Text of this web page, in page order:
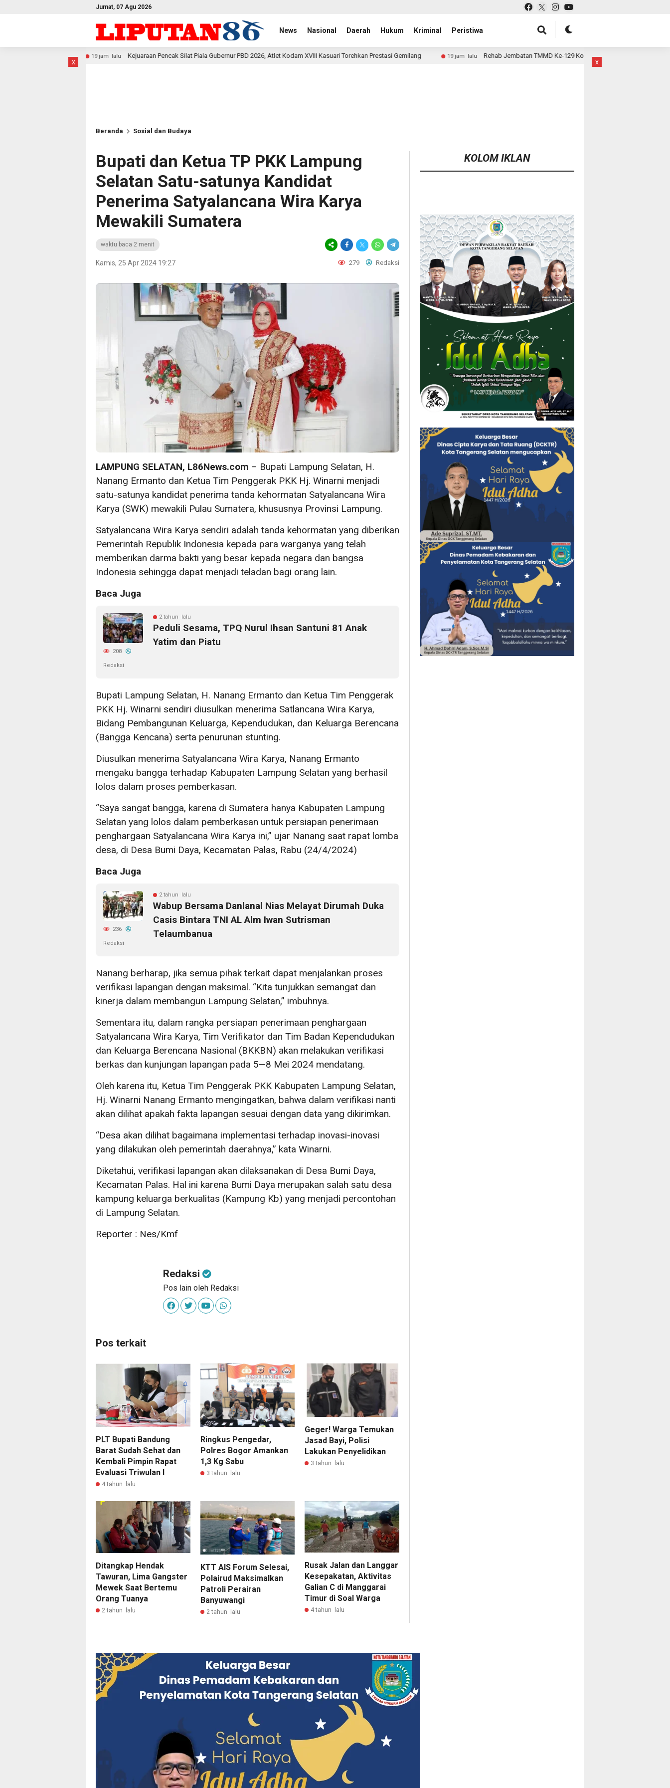
Jumat, 07 Agu 2026
News Nasional Daerah Hukum Kriminal Peristiwa
x
Kejuaraan Pencak Silat Piala Gubernur PBD 2026, Atlet Kodam XVIII Kasuari Torehkan Prestasi Gemilang 19 jam lalu Rehab Jembatan TMMD Ke-129 Kodim 1807/Sorsel Hampir Rampung, Perkuat Akses
Beranda Sosial dan Budaya
Bupati dan Ketua TP PKK Lampung
Selatan Satu-satunya Kandidat
Penerima Satyalancana Wira Karya
Mewakili Sumatera
waktu baca 2 menit
Kamis, 25 Apr 2024 19:27 279 Redaksi
LAMPUNG SELATAN, L86News.com – Bupati Lampung Selatan, H.
Nanang Ermanto dan Ketua Tim Penggerak PKK Hj. Winarni menjadi
satu-satunya kandidat penerima tanda kehormatan Satyalancana Wira
Karya (SWK) mewakili Pulau Sumatera, khususnya Provinsi Lampung.
Satyalancana Wira Karya sendiri adalah tanda kehormatan yang diberikan
Pemerintah Republik Indonesia kepada para warganya yang telah
memberikan darma bakti yang besar kepada negara dan bangsa
Indonesia sehingga dapat menjadi teladan bagi orang lain.
Baca Juga
2 tahun lalu
Peduli Sesama, TPQ Nurul Ihsan Santuni 81 Anak
Yatim dan Piatu
208
Redaksi
Bupati Lampung Selatan, H. Nanang Ermanto dan Ketua Tim Penggerak
PKK Hj. Winarni sendiri diusulkan menerima Satlancana Wira Karya,
Bidang Pembangunan Keluarga, Kependudukan, dan Keluarga Berencana
(Bangga Kencana) serta penurunan stunting.
Diusulkan menerima Satyalancana Wira Karya, Nanang Ermanto
mengaku bangga terhadap Kabupaten Lampung Selatan yang berhasil
lolos dalam proses pemberkasan.
“Saya sangat bangga, karena di Sumatera hanya Kabupaten Lampung
Selatan yang lolos dalam pemberkasan untuk persiapan penerimaan
penghargaan Satyalancana Wira Karya ini,” ujar Nanang saat rapat lomba
desa, di Desa Bumi Daya, Kecamatan Palas, Rabu (24/4/2024)
Baca Juga
2 tahun lalu
Wabup Bersama Danlanal Nias Melayat Dirumah Duka
Casis Bintara TNI AL Alm Iwan Sutrisman
Telaumbanua
236
Redaksi
Nanang berharap, jika semua pihak terkait dapat menjalankan proses
verifikasi lapangan dengan maksimal. “Kita tunjukkan semangat dan
kinerja dalam membangun Lampung Selatan,” imbuhnya.
Sementara itu, dalam rangka persiapan penerimaan penghargaan
Satyalancana Wira Karya, Tim Verifikator dan Tim Badan Kependudukan
dan Keluarga Berencana Nasional (BKKBN) akan melakukan verifikasi
berkas dan kunjungan lapangan pada 5—8 Mei 2024 mendatang.
Oleh karena itu, Ketua Tim Penggerak PKK Kabupaten Lampung Selatan,
Hj. Winarni Nanang Ermanto mengingatkan, bahwa dalam verifikasi nanti
akan dilihat apakah fakta lapangan sesuai dengan data yang dikirimkan.
“Desa akan dilihat bagaimana implementasi terhadap inovasi-inovasi
yang dilakukan oleh pemerintah daerahnya,” kata Winarni.
Diketahui, verifikasi lapangan akan dilaksanakan di Desa Bumi Daya,
Kecamatan Palas. Hal ini karena Bumi Daya merupakan salah satu desa
kampung keluarga berkualitas (Kampung Kb) yang menjadi percontohan
di Lampung Selatan.
Reporter : Nes/Kmf
Redaksi
Pos lain oleh Redaksi
Pos terkait
PLT Bupati Bandung
Barat Sudah Sehat dan
Kembali Pimpin Rapat
Evaluasi Triwulan I
4 tahun lalu
Ringkus Pengedar,
Polres Bogor Amankan
1,3 Kg Sabu
3 tahun lalu
Geger! Warga Temukan
Jasad Bayi, Polisi
Lakukan Penyelidikan
3 tahun lalu
Ditangkap Hendak
Tawuran, Lima Gangster
Mewek Saat Bertemu
Orang Tuanya
2 tahun lalu
KTT AIS Forum Selesai,
Polairud Maksimalkan
Patroli Perairan
Banyuwangi
2 tahun lalu
Rusak Jalan dan Langgar
Kesepakatan, Aktivitas
Galian C di Manggarai
Timur di Soal Warga
4 tahun lalu
KOLOM IKLAN
x